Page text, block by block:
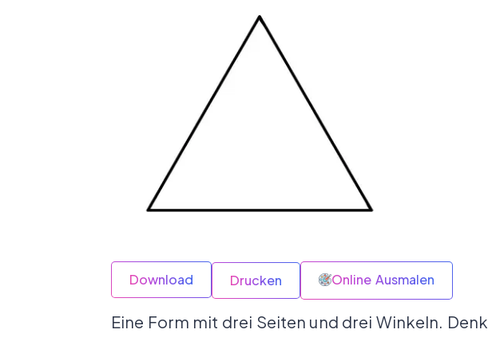
Download Drucken Online Ausmalen
Eine Form mit drei Seiten und drei Winkeln.